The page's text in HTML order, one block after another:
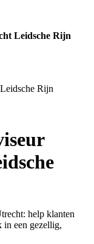
Leidsche Rijn
Rijn
help klanten
in een gezellig,